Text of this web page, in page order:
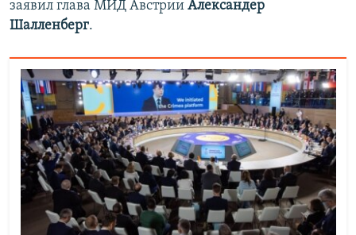
заявил глава МИД Австрии Александер
Шалленберг.